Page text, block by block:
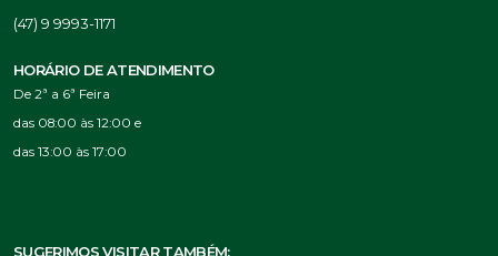
(47) 9 9993-1171
HORÁRIO DE ATENDIMENTO
De 2ª a 6ª Feira
das 08:00 às 12:00 e
das 13:00 às 17:00
SUGERIMOS VISITAR TAMBÉM: